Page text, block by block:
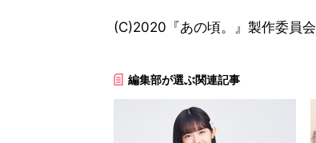
(C)2020『あの頃。』製作委員会
編集部が選ぶ関連記事